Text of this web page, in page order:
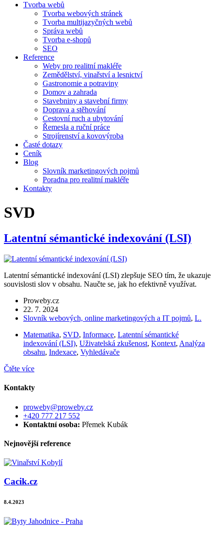
Tvorba webů
Tvorba webových stránek
Tvorba multijazyčných webů
Správa webů
Tvorba e-shopů
SEO
Reference
Weby pro realitní makléře
Zemědělství, vinařství a lesnictví
Gastronomie a potraviny
Domov a zahrada
Stavebniny a stavební firmy
Doprava a stěhování
Cestovní ruch a ubytování
Řemesla a ruční práce
Strojírenství a kovovýroba
Časté dotazy
Ceník
Blog
Slovník marketingových pojmů
Poradna pro realitní makléře
Kontakty
SVD
Latentní sémantické indexování (LSI)
Latentní sémantické indexování (LSI) zlepšuje SEO tím, že ukazuje
souvislosti slov v obsahu. Naučte se, jak ho efektivně využívat.
Proweby.cz
22. 7. 2024
Slovník webových, online marketingových a IT pojmů, L.
Matematika, SVD, Informace, Latentní sémantické
indexování (LSI), Uživatelská zkušenost, Kontext, Analýza
obsahu, Indexace, Vyhledávače
Čtěte více
Kontakty
proweby@proweby.cz
+420 777 217 552
Kontaktní osoba: Přemek Kubák
Nejnovější reference
Cacik.cz
8.4.2023